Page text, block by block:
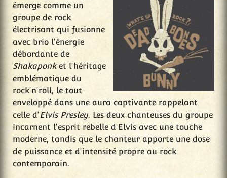
émerge comme un
groupe de rock
électrisant qui fusionne
avec brio l'énergie
débordante de
Shakaponket l'héritage
emblématique du
rock'n'roll, le tout
enveloppé dans une aura captivante rappelant
celle d'Elvis Presley. Les deux chanteuses du groupe
incarnent l'esprit rebelle d'Elvis avec une touche
moderne, tandis que le chanteur apporte une dose
de puissance et d'intensité propre au rock
contemporain.